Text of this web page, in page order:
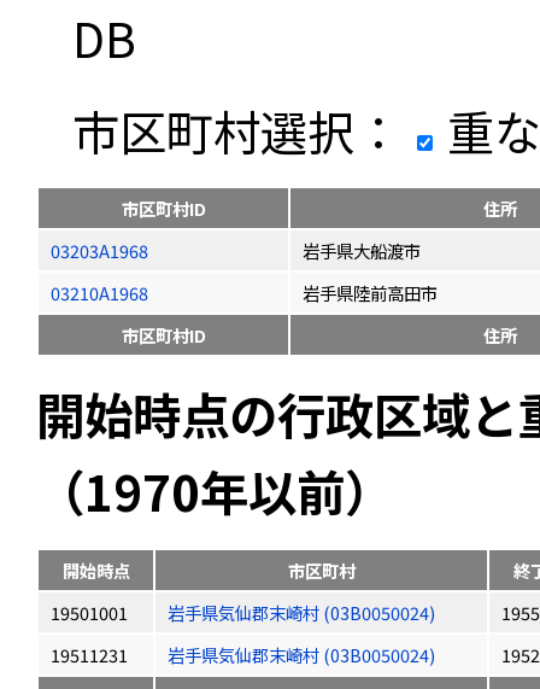
DB
市区町村選択：
重
市区町村ID
住所
03203A1968
岩手県大船渡市
03210A1968
岩手県陸前高田市
市区町村ID
住所
開始時点の行政区域
（1970年以前）
開始時点 市区町村
終
19501001
岩手県気仙郡末崎村 (03B0050024)
19511231
岩手県気仙郡末崎村 (03B0050024)